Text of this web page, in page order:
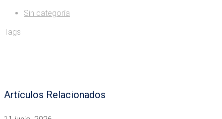
Sin categoría
Tags
Artículos Relacionados